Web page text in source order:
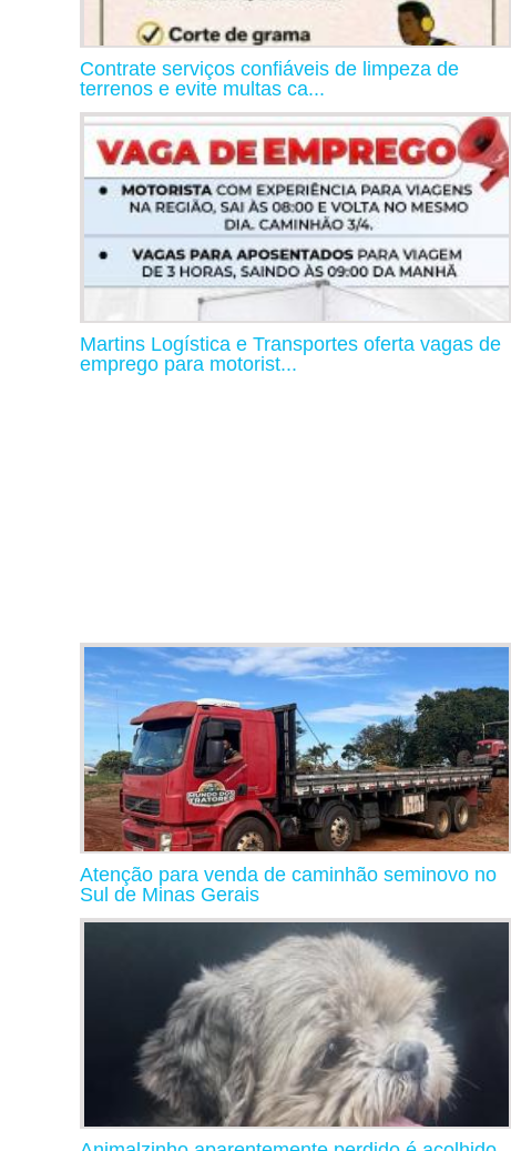
Contrate serviços confiáveis de limpeza de
terrenos e evite multas ca...
Martins Logística e Transportes oferta vagas de
emprego para motorist...
Atenção para venda de caminhão seminovo no
Sul de Minas Gerais